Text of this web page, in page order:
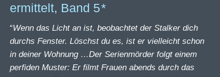
ermittelt, Band 5
“Wenn das Licht an ist, beobachtet der Stalker dich
durchs Fenster. Löschst du es, ist er vielleicht schon
in deiner Wohnung …Der Serienmörder folgt einem
perfiden Muster: Er filmt Frauen abends durch das